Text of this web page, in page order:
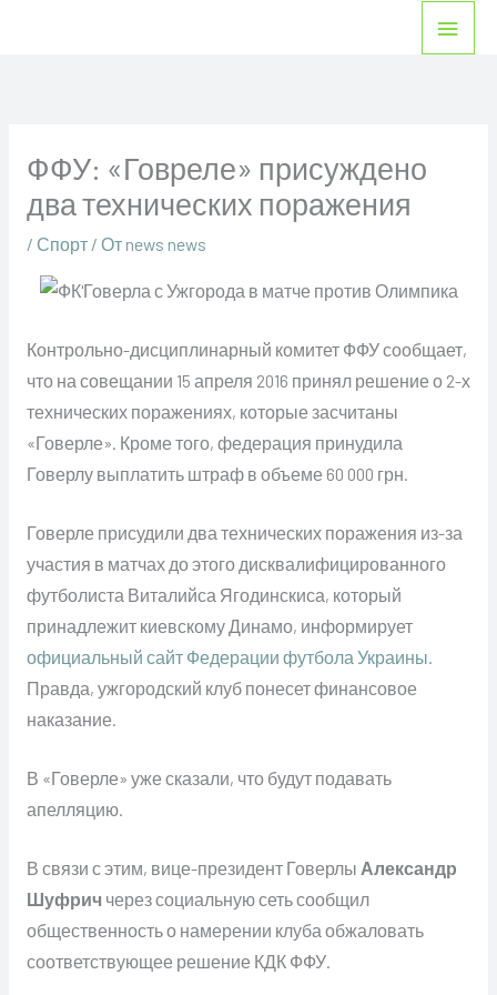
ФФУ: «Говреле» присуждено
два технических поражения
/ Спорт/ От news news
Контрольно-дисциплинарный комитет ФФУ сообщает,
что на совещании 15 апреля 2016 принял решение о 2-х
технических поражениях, которые засчитаны
«Говерле». Кроме того, федерация принудила
Говерлу выплатить штраф в объеме 60 000 грн.
Говерле присудили два технических поражения из-за
участия в матчах до этого дисквалифицированного
футболиста Виталийса Ягодинскиса, который
принадлежит киевскому Динамо, информирует
официальный сайт Федерации футбола Украины.
Правда, ужгородский клуб понесет финансовое
наказание.
В «Говерле» уже сказали, что будут подавать
апелляцию.
В связи с этим, вице-президент Говерлы Александр
Шуфриччерез социальную сеть сообщил
общественность о намерении клуба обжаловать
соответствующее решение КДК ФФУ.